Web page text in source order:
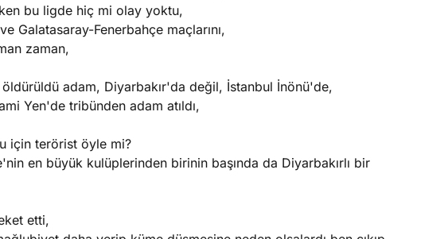
bu ligde hiç mi olay yoktu,
Galatasaray-Fenerbahçe maçlarını,
zaman,
adam, Diyarbakır'da değil, İstanbul İnönü'de,
Yen'de tribünden adam atıldı,
için terörist öyle mi?
en büyük kulüplerinden birinin başında da Diyarbakırlı bir
etti,